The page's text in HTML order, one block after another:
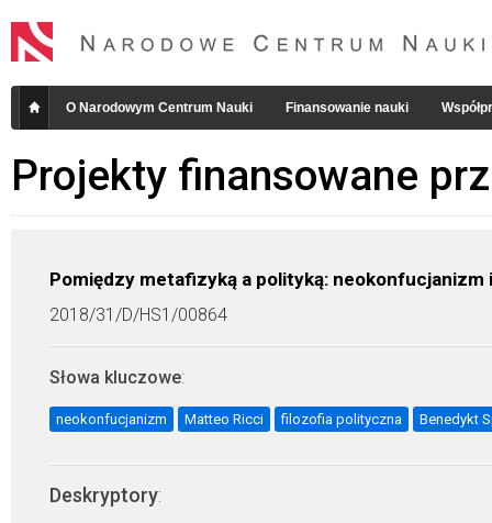
O Narodowym Centrum Nauki Finansowanie nauki
Projekty finansowane
Pomiędzy metafizyką a polityką:
2018/31/D/HS1/00864
Słowa kluczowe:
neokonfucjanizm Matteo Ricci filozofia polityczna Benedykt
Deskryptory: